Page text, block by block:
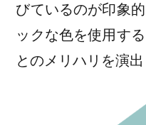
びているのが印象
ックな色を使用す
とのメリハリを演出